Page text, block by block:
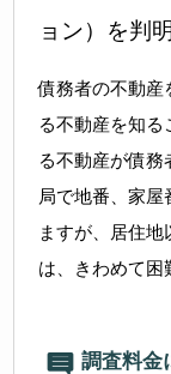
ョン）を判
債務者の不動産
る不動産を知
る不動産が債
局で地番、家
ますが、居住
は、きわめて困
調査料金